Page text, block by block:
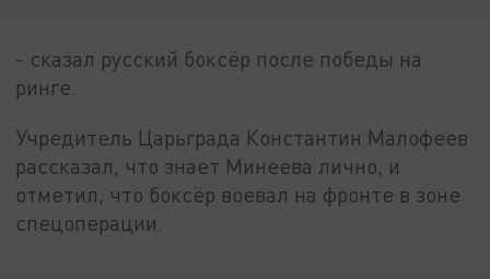
- сказал русский боксёр после победы на
ринге.
Учредитель Царьграда Константин Малофеев
рассказал, что знает Минеева лично, и
отметил, что боксёр воевал на фронте в зоне
спецоперации.